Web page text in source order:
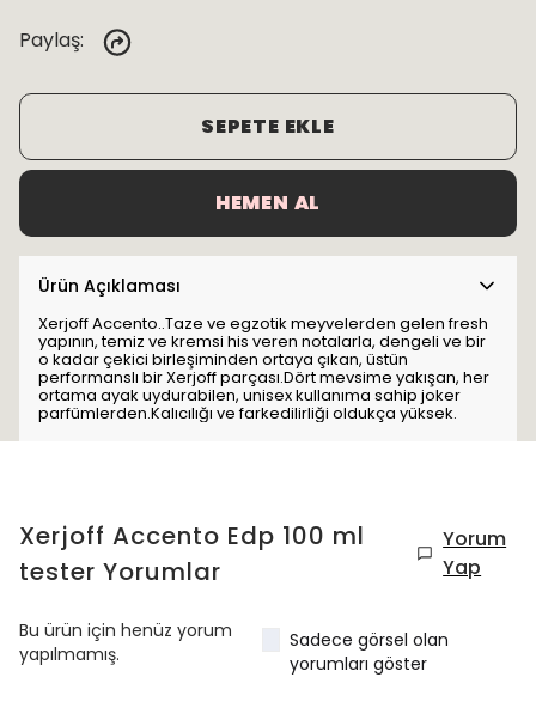
Paylaş:
SEPETE EKLE
HEMEN AL
Ürün Açıklaması
Xerjoff Accento..Taze ve egzotik meyvelerden gelen fresh
yapının, temiz ve kremsi his veren notalarla, dengeli ve bir
o kadar çekici birleşiminden ortaya çıkan, üstün
performanslı bir Xerjoff parçası.Dört mevsime yakışan, her
ortama ayak uydurabilen, unisex kullanıma sahip joker
parfümlerden.Kalıcılığı ve farkedilirliği oldukça yüksek.
Xerjoff Accento Edp 100 ml
tester Yorumlar
Yorum
Yap
Bu ürün için henüz yorum
yapılmamış.
Sadece görsel olan
yorumları göster